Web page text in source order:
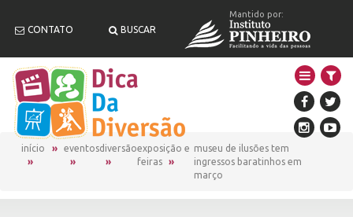
CONTATO BUSCAR
Mantido por:
início eventosdiversãoexposição e
feiras
museu de ilusões tem
ingressos baratinhos em
março